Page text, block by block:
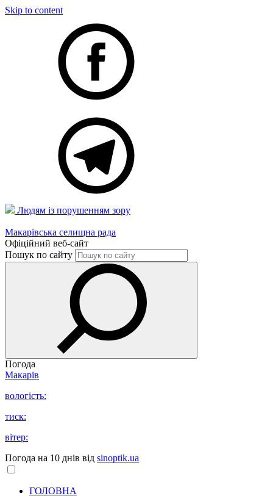
Skip to content
Людям із порушенням зору
Макарівська селищна рада
Офіційний веб-сайт
Пошук по сайту
Погода
Макарів
вологість:
тиск:
вітер:
Погода на 10 днів від sinoptik.ua
ГОЛОВНА